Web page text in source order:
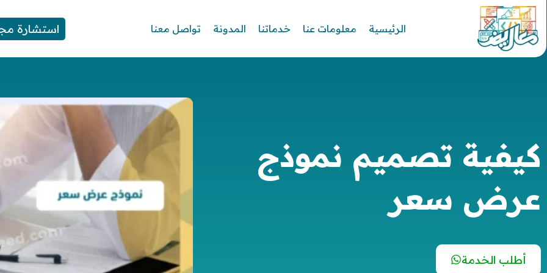
الرئيسية معلومات عنا خدماتنا المدونة تواصل معنا استشارة
كيفية تصميم نموذج
عرض سعر
أطلب الخدمة